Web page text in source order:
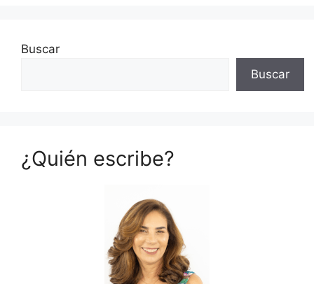
Buscar
Buscar
¿Quién escribe?